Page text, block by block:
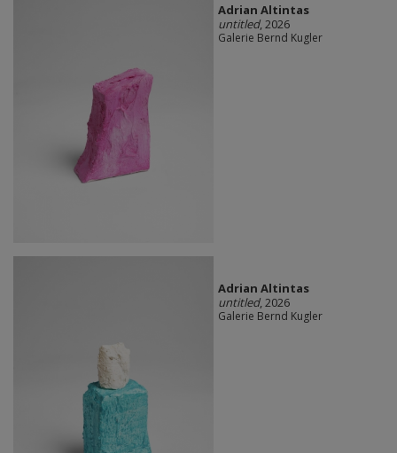
Adrian Altintas
untitled, 2026
Galerie Bernd Kugler
Adrian Altintas
untitled, 2026
Galerie Bernd Kugler